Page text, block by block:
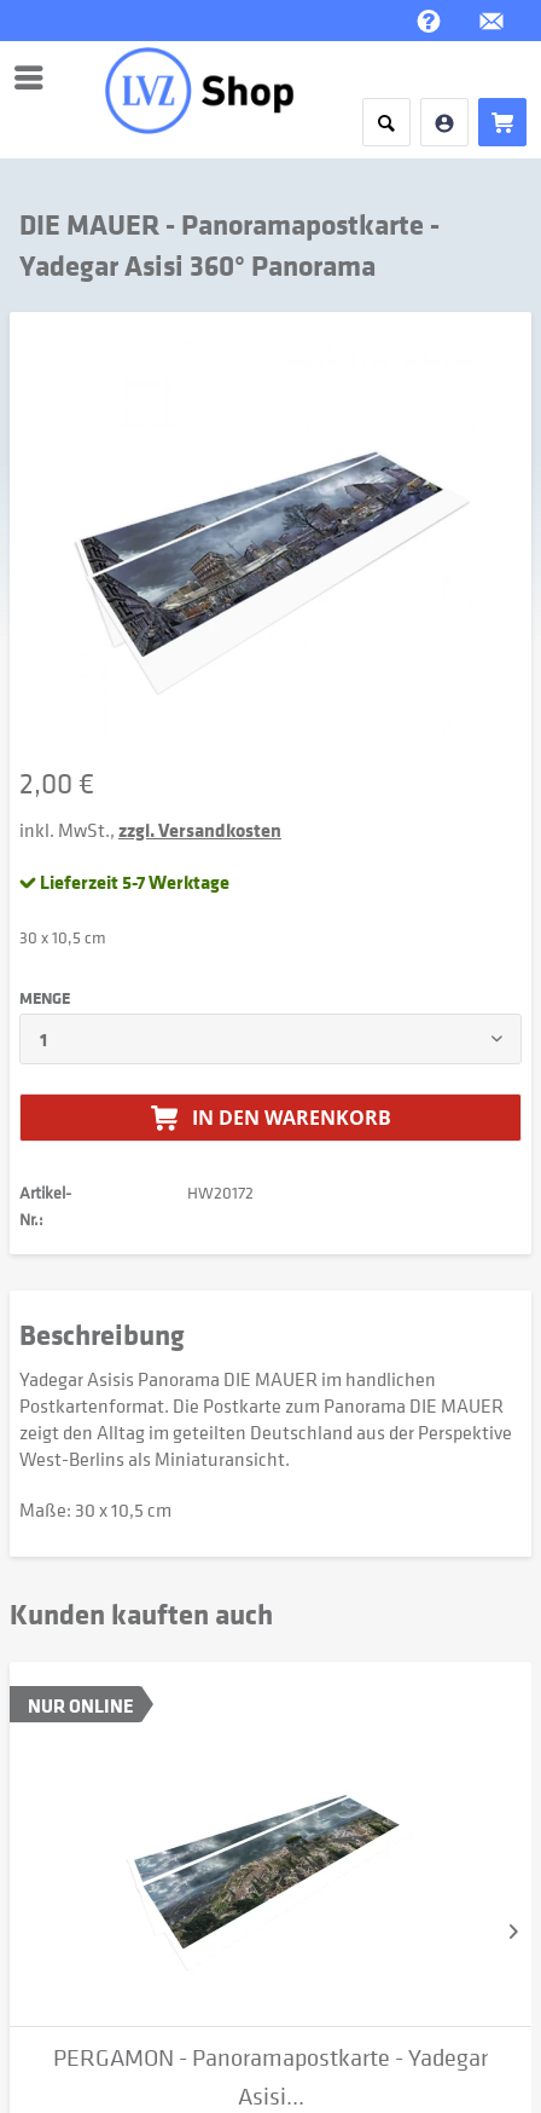
Menü
DIE MAUER - Panoramapostkarte -
Yadegar Asisi 360° Panorama
2,00 €
inkl. MwSt.,zzgl. Versandkosten
Lieferzeit 5-7 Werktage
30 x 10,5 cm
MENGE
IN DEN WARENKORB
Artikel-
Nr.:
HW20172
Beschreibung
Yadegar Asisis Panorama DIE MAUER im handlichen
Postkartenformat. Die Postkarte zum Panorama DIE MAUER
zeigt den Alltag im geteilten Deutschland aus der Perspektive
West-Berlins als Miniaturansicht.
Maße: 30 x 10,5 cm
Kunden kauften auch
NUR ONLINE
PERGAMON - Panoramapostkarte - Yadegar
Asisi...